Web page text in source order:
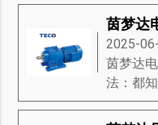
2025-
茵梦达
法：都